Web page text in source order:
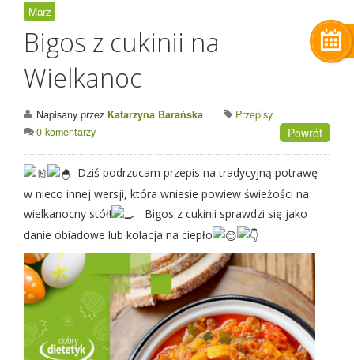
Marz
Bigos z cukinii na
Wielkanoc
Napisany przez Katarzyna Barańska
Przepisy
0 komentarzy
Powrót
Dziś podrzucam przepis na tradycyjną potrawę
w nieco innej wersji, która wniesie powiew świeżości na
wielkanocny stół!
Bigos z cukinii sprawdzi się jako
danie obiadowe lub kolacja na ciepło